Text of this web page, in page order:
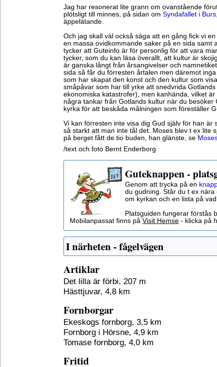
Jag har resonerat lite grann om ovanstående
plötsligt till minnes, på sidan om Syndafallet i Burs
äppelätande.
Och jag skall väl också säga att en gång fick vi
en massa ovidkommande saker på en sida samt
tycker att Guteinfo är för personlig för att vara
tycker, som du kan läsa överallt, att kultur är
är ganska långt från årsangivelser och
sida så får du förresten årtalen men däremot
som har skapat den konst och den kultur som
småpåvar som har till yrke att snedvrida
ekonomiska katastrofer), men kanhända, vilket
några tankar från Gotlands kultur när du besöker
kyrka för att beskåda målningen som föreställer
Vi kan förresten inte visa dig Gud själv för han är
så starkt att man inte tål det. Moses blev t ex lite
på berget fått de tio buden, han glänste, se
/text och foto Bernt Enderborg
Guteknappen -
Genom att trycka på en
du gudning. Står du t ex
om kyrkan och en lista på
Platsguiden fungerar förstås
Mobilanpassat finns på Visit Hemse - klicka på
I närheten - fågelvägen
Artiklar
Det lilla är förbi, 207 m
Hästtjuvar, 4,8 km
Fornborgar
Ekeskogs fornborg, 3,5 km
Fornborg i Hörsne, 4,9 km
Tomase fornborg, 4,0 km
Fritid